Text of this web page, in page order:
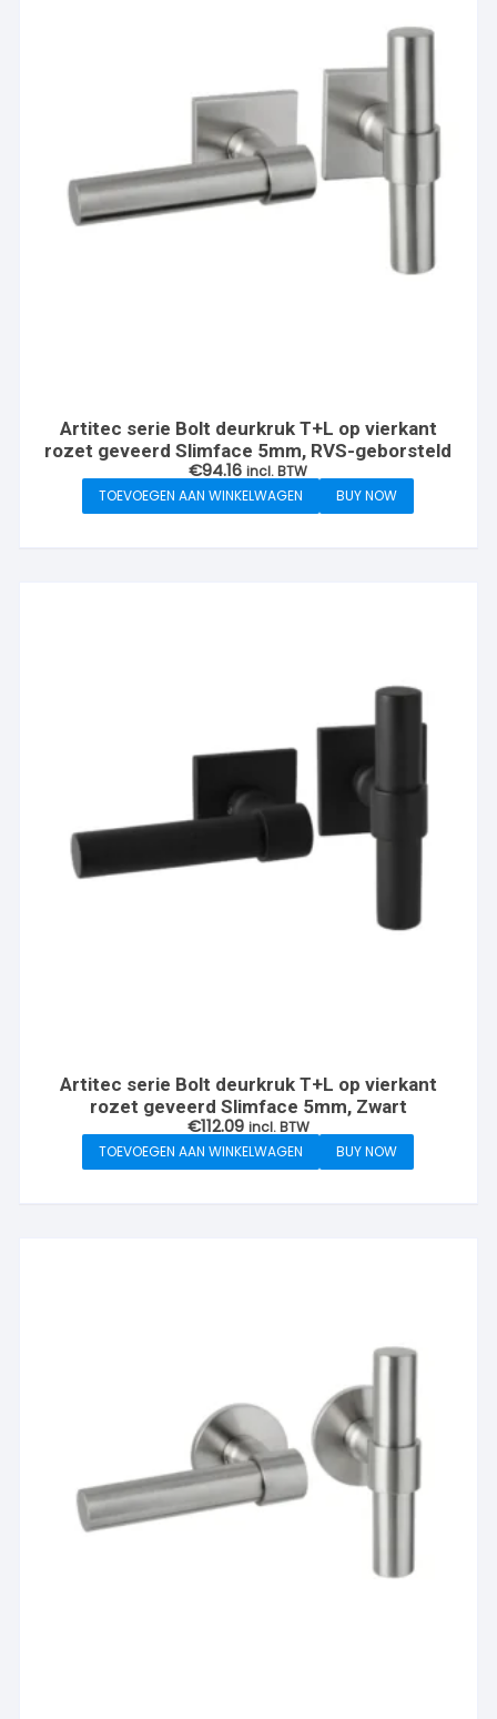
Artitec serie Bolt deurkruk T+L op vierkant
rozet geveerd Slimface 5mm, RVS-geborsteld
€94.16 incl. BTW
TOEVOEGEN AAN WINKELWAGEN
BUY NOW
Artitec serie Bolt deurkruk T+L op vierkant
rozet geveerd Slimface 5mm, Zwart
€112.09 incl. BTW
TOEVOEGEN AAN WINKELWAGEN
BUY NOW